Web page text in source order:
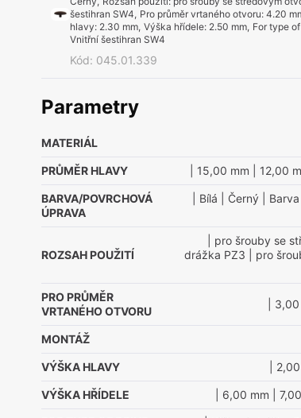
šestihran SW4, Pro průměr vrtaného otvoru:4.20
hlavy: 2.30 mm, Výška hřídele: 2.50 mm, For type
Vnitřní šestihran SW4
Kód: 045.01.339
Parametry
MATERIÁL
PRŮMĚR HLAVY | 15,00 mm | 12,00
BARVA/POVRCHOVÁ
ÚPRAVA
| Bílá | Černý |
ROZSAH POUŽITÍ
| pro šrouby se
drážka PZ3 | pro
PRO PRŮMĚR
VRTANÉHO OTVORU
|
MONTÁŽ
VÝŠKA HLAVY |
VÝŠKA HŘÍDELE | 6,00 mm |